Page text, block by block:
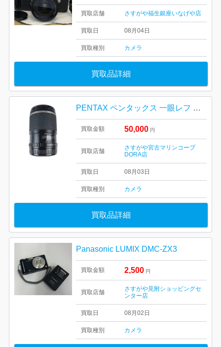
買取店舗 さすがや福生銀座いなげや店
買取日 08月04日
買取種別 カメラ
買取品詳細
PENTAX ペンタックス 一眼レフ 単焦点レンズ
買取金額 50,000 円
買取店舗
さすがや宮古マリンコープ
DORA店
買取日 08月03日
買取種別 カメラ
買取品詳細
Panasonic LUMIX DMC-ZX3
買取金額 2,500 円
買取店舗
さすがや見附ショッピングセ
ンター店
買取日 08月02日
買取種別 カメラ